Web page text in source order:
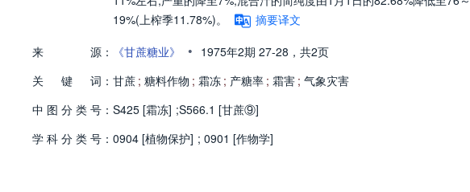
19%(上榨季11.78%)。
摘要译文
来
源： 《甘蔗糖业》 • 1975年2期 27-28， 共2页
关
键 词： 甘蔗 ; 糖料作物 ; 霜冻 ; 产糖率 ; 霜害 ; 气象灾害
中 图 分 类 号： S425 [霜冻] ;S566.1 [甘蔗⑨]
学 科 分 类 号： 0904 [植物保护] ; 0901 [作物学]